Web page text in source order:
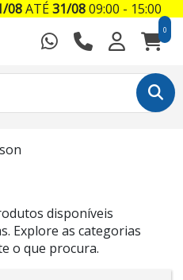
0
disponíveis
Explore as categorias
o que procura.
08ATÉ31/0809:00 - 15:00